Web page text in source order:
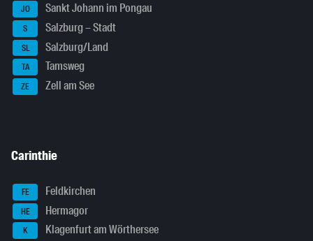
JO Sankt Johann im Pongau
S Salzburg – Stadt
SL Salzburg/Land
TA Tamsweg
ZE Zell am See
Carinthie
FE Feldkirchen
HE Hermagor
K Klagenfurt am Wörthersee